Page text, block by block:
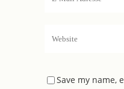
Save my name,